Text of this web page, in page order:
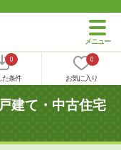
0
た条件
0
お気に入り
建て・中古住宅